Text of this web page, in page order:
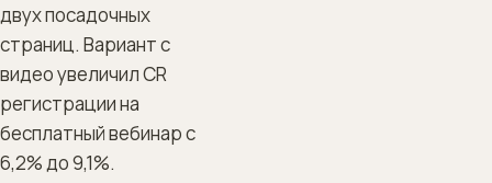
двух посадочных
страниц. Вариант с
видео увеличил CR
регистрации на
бесплатный вебинар с
6,2% до 9,1%.